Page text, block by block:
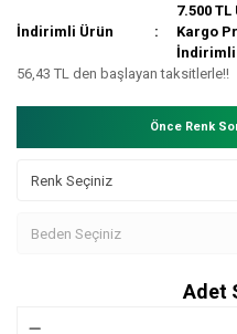
İndirimli Ürün
7.500
Kargo
İndirimli
56,43 TL den başlayan taksitlerle!!
Önce Renk
Adet